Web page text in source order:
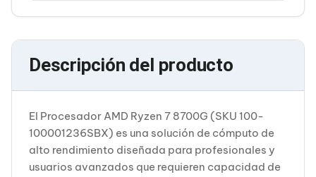
Gabinetes de Discos Duros
Discos Duros para NAS
Discos Duros para Videovigilancia
Discos Duros para Servidores
Accesorios para SSD
Almacenamiento MSA
Discos Duros Internos para PC
Discos Duros Internos para Laptop
Monitores
Descripción del producto
El Procesador AMD Ryzen 7 8700G (SKU 100-
100001236SBX) es una solución de cómputo de
alto rendimiento diseñada para profesionales y
usuarios avanzados que requieren capacidad de